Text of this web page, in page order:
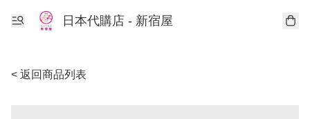
日本代購店 - 新宿屋
< 返回商品列表